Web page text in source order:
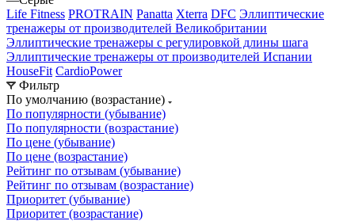
Life Fitness PROTRAIN Panatta Xterra DFC Эллиптические
тренажеры от производителей Великобритании
Эллиптические тренажеры с регулировкой длины шага
Эллиптические тренажеры от производителей Испании
HouseFit CardioPower
Фильтр
По умолчанию (возрастание)
По популярности (убывание)
По популярности (возрастание)
По цене (убывание)
По цене (возрастание)
Рейтинг по отзывам (убывание)
Рейтинг по отзывам (возрастание)
Приоритет (убывание)
Приоритет (возрастание)